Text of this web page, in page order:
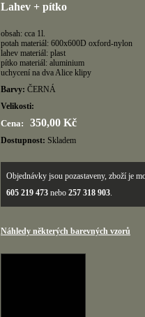
Lahev + pítko
obsah: cca 1l.
potah materiál: 600x600D oxford-nylon
lahev materiál: plast
pítko materiál: aluminium
uchycení na dva Alice klipy
Barvy: ČERNÁ
Velikosti:
Cena: 350,00 Kč
Dostupnost: Skladem
Objednávky jsou pozastaveny, zboží je
605 219 473 nebo 257 318 903.
Náhledy některých barevných vzorů